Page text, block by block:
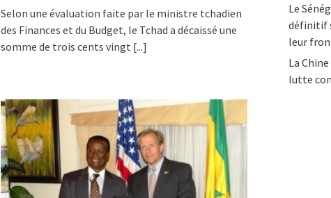
Selon une évaluation faite par le ministre tchadien
des Finances et du Budget, le Tchad a décaissé une
somme de trois cents vingt [...]
Le
définitif
leur
La
lutte